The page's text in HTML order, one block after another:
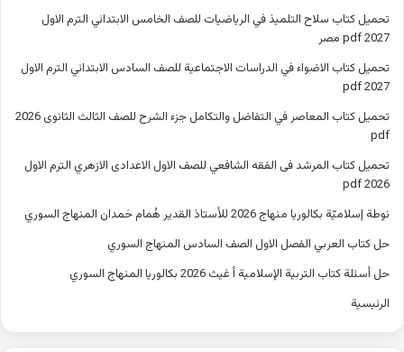
تحميل كتاب سلاح التلميذ في الرياضيات للصف الخامس الابتدائي الترم الاول
2027 pdf مصر
تحميل كتاب الاضواء في الدراسات الاجتماعية للصف السادس الابتدائي الترم الاول
2027 pdf
تحميل كتاب المعاصر في التفاضل والتكامل جزء الشرح للصف الثالث الثانوى 2026
pdf
تحميل كتاب المرشد فى الفقه الشافعي للصف الاول الاعدادى الازهري الترم الاول
2026 pdf
نوطة إسلاميّة بكالوريا منهاج 2026 للأستاذ القدير هُمام حَمدان المنهاج السوري
حل كتاب العربي الفصل الاول الصف السادس المنهاج السوري
حل أسئلة كتاب التربية الإسلامية أ غيث 2026 بكالوريا المنهاج السوري
الرئيسية